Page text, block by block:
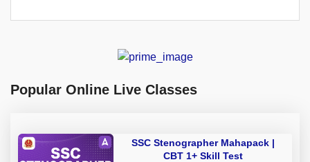
Popular Online Live Classes
SSC Stenographer Mahapack |
CBT 1+ Skill Test